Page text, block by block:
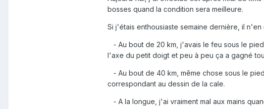
bosses quand la condition sera meilleure.
Si j'étais enthousiaste semaine dernière, il
- Au bout de 20 km, j'avais le feu sous le
l'axe du petit doigt et peu à peu ça a gagné
- Au bout de 40 km, même chose sous le
correspondant au dessin de la cale.
- A la longue, j'ai vraiment mal aux mains